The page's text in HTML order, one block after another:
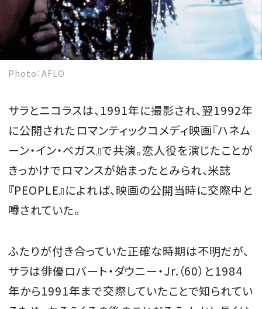
Photo：AFLO
サラとニコラスは、1991年に撮影され、翌1992年
に公開されたロマンティックコメディ映画『ハネム
ーン・イン・ベガス』で共演。恋人役を演じたことが
きっかけでロマンスが始まったとみられ、米誌
『PEOPLE』によれば、映画の公開当時に交際中と
噂されていた。
ふたりが付き合っていた正確な時期は不明だが、
サラは俳優ロバート・ダウニー・Jr.（60）と1984
年から1991年まで交際していたことで知られてい